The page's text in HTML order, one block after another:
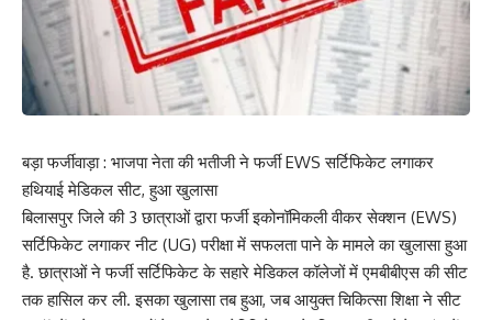
बड़ा फर्जीवाड़ा : भाजपा नेता की भतीजी ने फर्जी EWS सर्टिफिकेट लगाकर
हथियाई मेडिकल सीट, हुआ खुलासा
बिलासपुर जिले की 3 छात्राओं द्वारा फर्जी इकोनॉमिकली वीकर सेक्शन (EWS)
सर्टिफिकेट लगाकर नीट (UG) परीक्षा में सफलता पाने के मामले का खुलासा हुआ
है. छात्राओं ने फर्जी सर्टिफिकेट के सहारे मेडिकल कॉलेजों में एमबीबीएस की सीट
तक हासिल कर ली. इसका खुलासा तब हुआ, जब आयुक्त चिकित्सा शिक्षा ने सीट